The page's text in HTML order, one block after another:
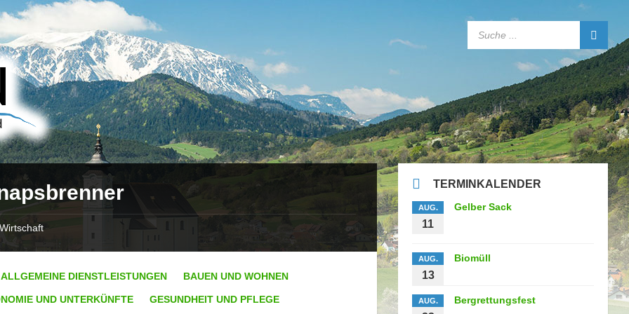
Wirtschaft
ALLGEMEINE DIENSTLEISTUNGEN BAUEN UND WOHNEN
UND UNTERKÜNFTE GESUNDHEIT UND PFLEGE
TERMINKALENDER
AUG.
11
Gelber Sack
AUG.
13
Biomüll
AUG. Bergrettungsfest